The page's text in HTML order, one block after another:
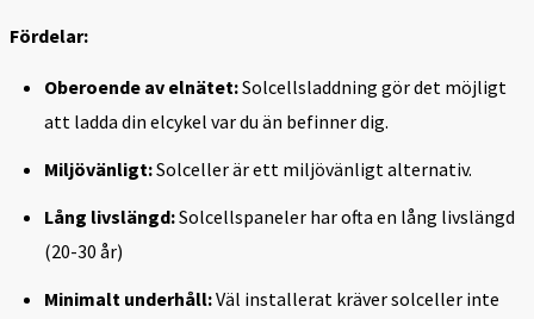
Fördelar:
Oberoende av elnätet:Solcellsladdning gör det möjligt
att ladda din elcykel var du än befinner dig.
Miljövänligt:Solceller är ett miljövänligt alternativ.
Lång livslängd:Solcellspaneler har ofta en lång livslängd
(20-30 år)
Minimalt underhåll:Väl installerat kräver solceller inte